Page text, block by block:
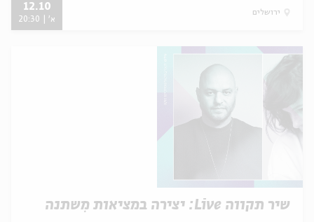
ירושלים
12.10
א' | 20:30
שיר תקווה Live: יצירה במציאות מִשתנה